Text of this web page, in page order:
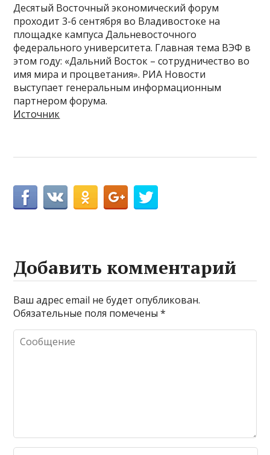
Десятый Восточный экономический форум
проходит 3-6 сентября во Владивостоке на
площадке кампуса Дальневосточного
федерального университета. Главная тема ВЭФ в
этом году: «Дальний Восток – сотрудничество во
имя мира и процветания». РИА Новости
выступает генеральным информационным
партнером форума.
Источник
Добавить комментарий
Ваш адрес email не будет опубликован.
Обязательные поля помечены*